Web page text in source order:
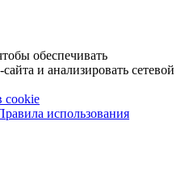
обеспечивать
и анализировать сетевой
cookie
использования